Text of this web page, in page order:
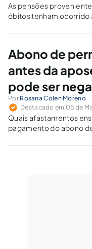
As pensões
óbitos tenham ocorrido
integralidade ou valem
Abono de
antes da
pode ser
Por Rosana Colen Moreno
Destacado em 05 de
Quais afastamentos
pagamento do abono